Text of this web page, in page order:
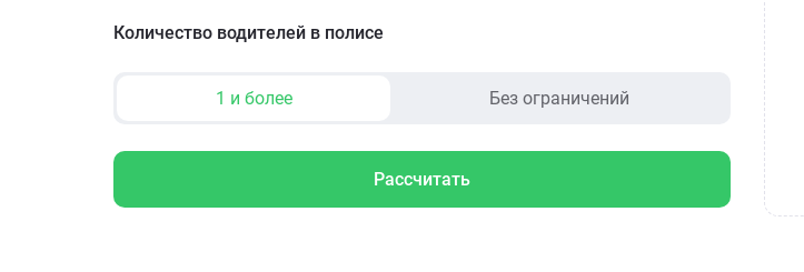
Количество водителей в полисе
1 и более Без ограничений
Рассчитать